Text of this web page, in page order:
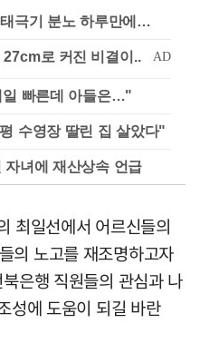
극기 분노 하루만에…
일 빠른데 아들은…"
수영장 딸린 집 살았다"
녀에 재산상속 언급
최일선에서 어르신들의
의 노고를 재조명하고자
은행 직원들의 관심과 나
성에 도움이 되길 바란